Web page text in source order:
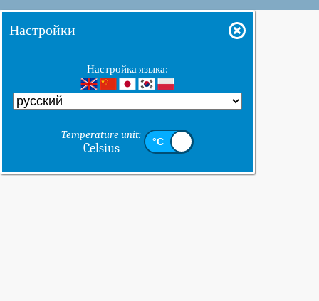
Настройки
Настройка языка:
Temperature unit:
Celsius